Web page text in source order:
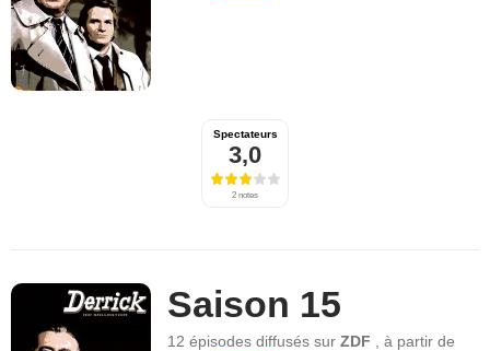
Spectateurs
3,0
2 notes
Saison 15
12 épisodes diffusés surZDF ,à partir de